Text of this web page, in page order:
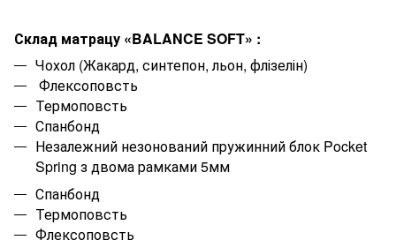
Склад матрацу «BALANCE SOFT» :
Чохол (Жакард, синтепон, льон, флізелін)
Флексоповсть
Термоповсть
Спанбонд
Незалежний незонований пружинний блок Pocket
Spring з двома рамками 5мм
Спанбонд
Термоповсть
Флексоповсть